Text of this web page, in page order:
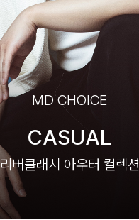
MD CHOICE
CASUAL
리버클래시 아우터 컬렉션